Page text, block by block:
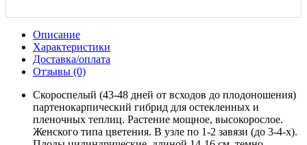
Описание
Характеристики
Доставка/оплата
Отзывы (0)
Скороспелый (43-48 дней от всходов до плодоношения)
партенокарпический гибрид для остекленных и
пленочных теплиц. Растение мощное, высокорослое.
Женского типа цветения. В узле по 1-2 завязи (до 3-4-х).